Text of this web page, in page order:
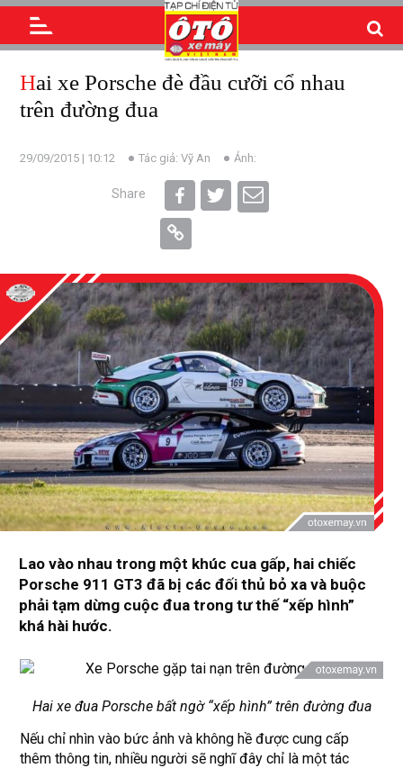
Hai xe Porsche đè đầu cưỡi cổ nhau
trên đường đua
29/09/2015 | 10:12 Tác giả: Vỹ An Ảnh:
Share
Lao vào nhau trong một khúc cua gấp, hai chiếc
Porsche 911 GT3 đã bị các đối thủ bỏ xa và buộc
phải tạm dừng cuộc đua trong tư thế “xếp hình”
khá hài hước.
Hai xe đua Porsche bất ngờ “xếp hình” trên đường đua
Nếu chỉ nhìn vào bức ảnh và không hề được cung cấp
thêm thông tin, nhiều người sẽ nghĩ đây chỉ là một tác